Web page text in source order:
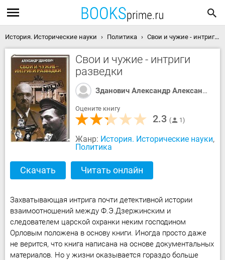
История. Исторические науки Политика Свои и чужие - интриги разведки скачать книгу
Свои и чужие - интриги
разведки
Зданович Александр Александрович
Оцените книгу
2.3 1
Жанр: История. Исторические науки,
Политика
Скачать Читать онлайн
Захватывающая интрига почти детективной истории
взаимоотношений между Ф.Э.Дзержинским и
следователем царской охранки неким господином
Орловым положена в основу книги. Иногда просто даже
не верится, что книга написана на основе документальных
материалов. Но у жизни оказывается гораздо больше